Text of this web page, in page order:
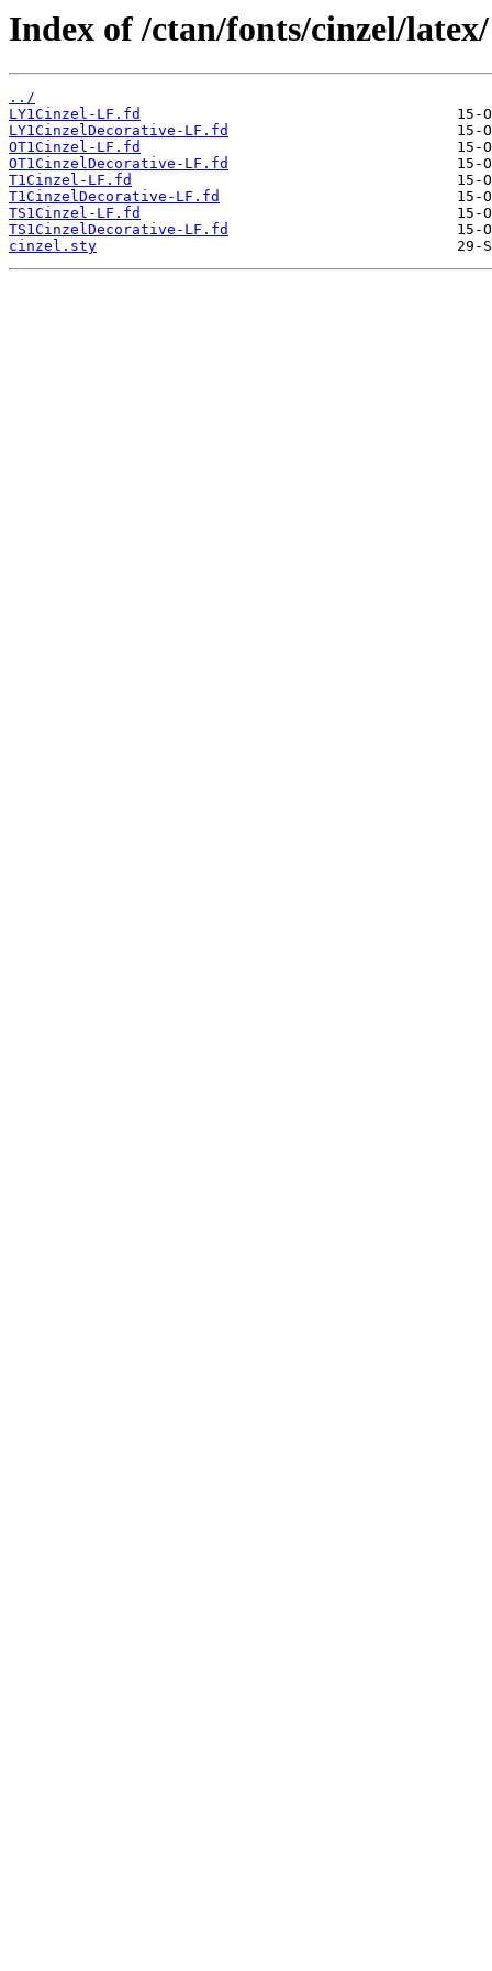
Index of /ctan/fonts/cinzel/latex/
../
LY1Cinzel-LF.fd
LY1CinzelDecorative-LF.fd
OT1Cinzel-LF.fd
OT1CinzelDecorative-LF.fd
T1Cinzel-LF.fd
T1CinzelDecorative-LF.fd
TS1Cinzel-LF.fd
TS1CinzelDecorative-LF.fd
cinzel.sty